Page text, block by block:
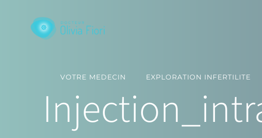
VOTRE MEDECIN EXPLORATION INFERTILITE